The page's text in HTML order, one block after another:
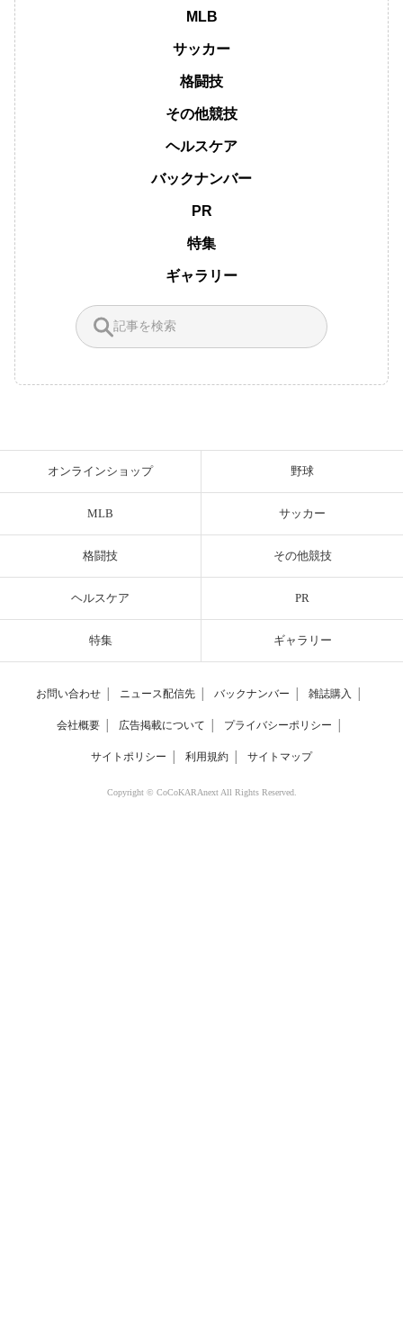
MLB
サッカー
格闘技
その他競技
ヘルスケア
バックナンバー
PR
特集
ギャラリー
オンラインショップ 野球
MLB サッカー
格闘技 その他競技
ヘルスケア PR
特集 ギャラリー
お問い合わせ ニュース配信先 バックナンバー 雑誌購入
会社概要 広告掲載について プライバシーポリシー
サイトポリシー 利用規約 サイトマップ
Copyright © CoCoKARAnext All Rights Reserved.